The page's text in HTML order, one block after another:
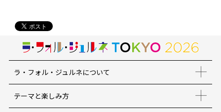
ラ・フォル・ジュルネについて
テーマと楽しみ方